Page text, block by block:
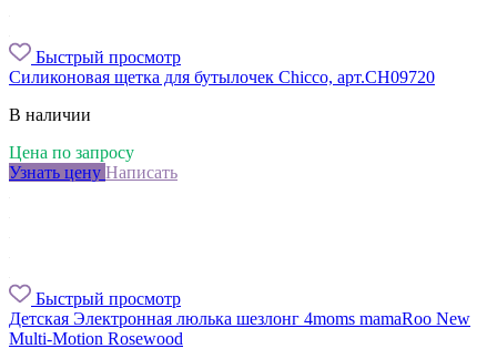
Быстрый просмотр
Силиконовая щетка для бутылочек Chicco, арт.CH09720
В наличии
Цена по запросу
Узнать цену Написать
Быстрый просмотр
Детская Электронная люлька шезлонг 4moms mamaRoo New
Multi-Motion Rosewood